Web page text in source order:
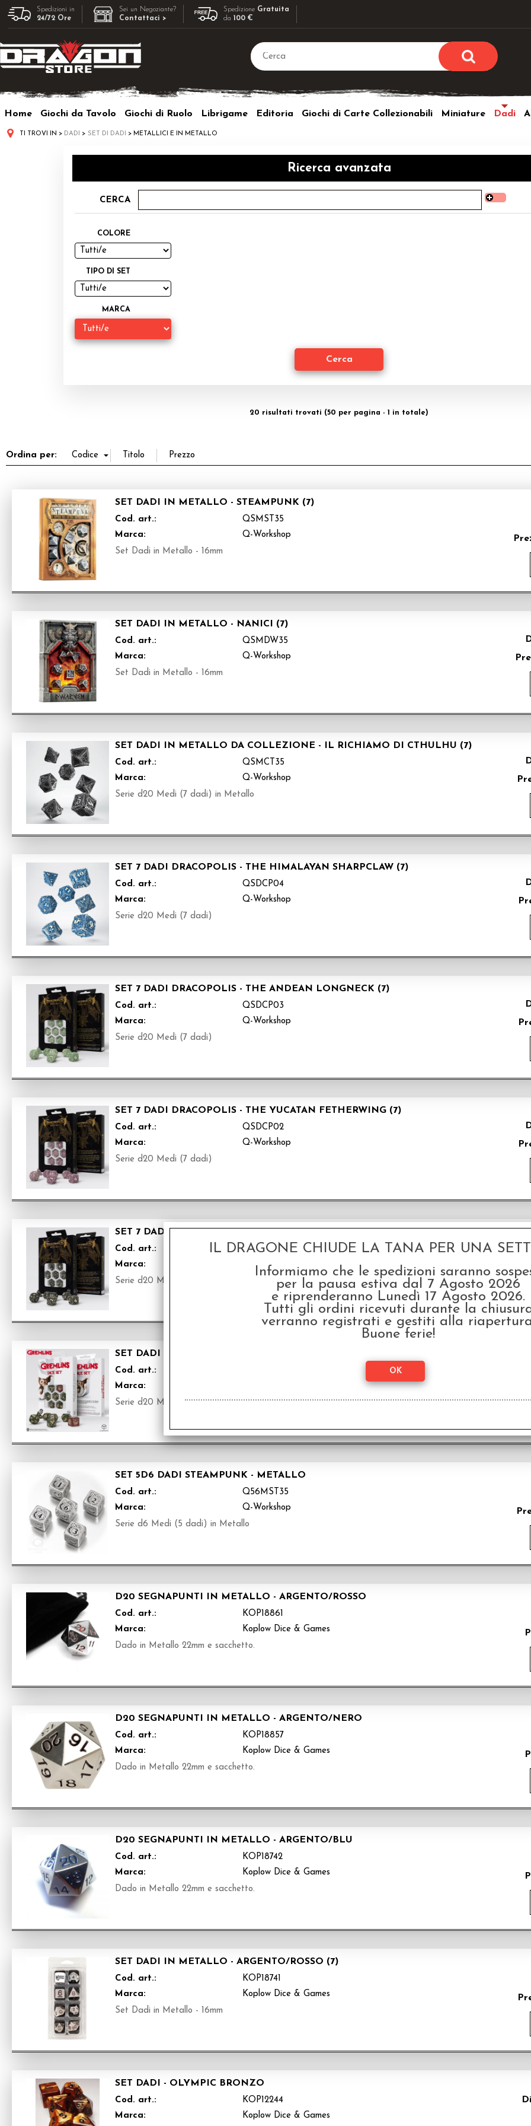
Spedizioni in
24/72 Ore
Sei un Negoziante?
Contattaci >
Spedizione Gratuita
da100 €
Per completare
utente e la
Home Giochi da Tavolo Giochi di Ruolo Librigame Editoria Giochi di Carte Collezionabili Miniature Dadi
TI TROVI IN DADI SET DI DADI METALLICI E IN METALLO
Ricerca avanzata
CERCA
COLORE
TIPO DI SET
MARCA
20 risultati trovati (50 per pagina - 1 in totale)
Ordina per:
SET DADI IN METALLO - STEAMPUNK (7)
Cod. art.:
QSMST35
Marca:
Q-Workshop
Set Dadi in Metallo - 16mm
SET DADI IN METALLO - NANICI (7)
Cod. art.:
QSMDW35
Marca:
Q-Workshop
Set Dadi in Metallo - 16mm
SET DADI IN METALLO DA COLLEZIONE - IL RICHIAMO DI CTHULHU (7)
Cod. art.:
QSMCT35
Marca:
Q-Workshop
Serie d20 Medi (7 dadi) in Metallo
SET 7 DADI DRACOPOLIS - THE HIMALAYAN SHARPCLAW (7)
Cod. art.:
QSDCP04
Marca:
Q-Workshop
Serie d20 Medi (7 dadi)
SET 7 DADI DRACOPOLIS - THE ANDEAN LONGNECK (7)
Cod. art.:
QSDCP03
Marca:
Q-Workshop
Serie d20 Medi (7 dadi)
SET 7 DADI DRACOPOLIS - THE YUCATAN FETHERWING (7)
Cod. art.:
QSDCP02
Marca:
Q-Workshop
Serie d20 Medi (7 dadi)
SET 7 DADI DRACOPOLIS - THE SCANDINAVIAN BLACKFANG (7)
Cod. art.:
QSDCP01
Marca:
Q-Workshop
Serie d20 Medi (7 dadi)
SET DADI - GREMLINS
Cod. art.:
Marca:
Serie d20 Medi (7 dadi)
SET 5D6 DADI STEAMPUNK - METALLO
Cod. art.:
Q56MST35
Marca:
Q-Workshop
Serie d6 Medi (5 dadi) in Metallo
D20 SEGNAPUNTI IN METALLO - ARGENTO/ROSSO
Cod. art.:
KOP18861
Marca:
Koplow Dice & Games
Dado in Metallo 22mm e sacchetto.
D20 SEGNAPUNTI IN METALLO - ARGENTO/NERO
Cod. art.:
KOP18857
Marca:
Koplow Dice & Games
Dado in Metallo 22mm e sacchetto.
D20 SEGNAPUNTI IN METALLO - ARGENTO/BLU
Cod. art.:
KOP18742
Marca:
Koplow Dice & Games
Dado in Metallo 22mm e sacchetto.
SET DADI IN METALLO - ARGENTO/ROSSO (7)
Cod. art.:
KOP18741
Marca:
Koplow Dice & Games
Set Dadi in Metallo - 16mm
SET DADI - OLYMPIC BRONZO
Cod. art.:
KOP12244
Marca:
Koplow Dice & Games
IL DRAGONE CHIUDE LA TANA PER UNA
Informiamo che le spedizioni saranno
per la pausa estiva dal 7 Agosto 2026
e riprenderanno Lunedì 17 Agosto 2026.
Tutti gli ordini ricevuti durante la
verranno registrati e gestiti alla
Buone ferie!